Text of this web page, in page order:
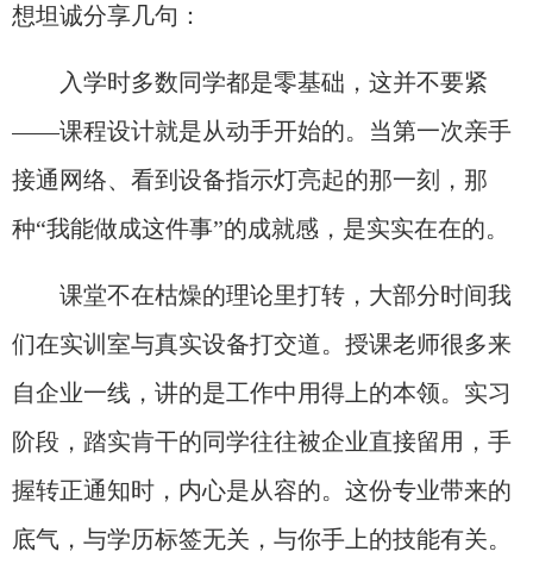
想坦诚分享几句：
入学时多数同学都是零基础，这并不要紧
——课程设计就是从动手开始的。当第一次亲手
接通网络、看到设备指示灯亮起的那一刻，那
种“我能做成这件事”的成就感，是实实在在的。
课堂不在枯燥的理论里打转，大部分时间我
们在实训室与真实设备打交道。授课老师很多来
自企业一线，讲的是工作中用得上的本领。实习
阶段，踏实肯干的同学往往被企业直接留用，手
握转正通知时，内心是从容的。这份专业带来的
底气，与学历标签无关，与你手上的技能有关。